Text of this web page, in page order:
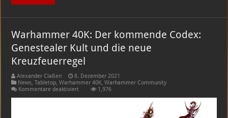
Warhammer 40K: Der kommende Codex:
Genestealer Kult und die neue
Kreuzfeuerregel
Alexander Claßen
8. Dezember 2021
News,Tabletop,Warhammer 40K,Warhammer Community
Kommentare deaktiviertfür
1,976